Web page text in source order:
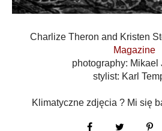
Charlize Theron and Kristen
Magazine
photography: Mikael
stylist: Karl
Klimatyczne zdjęcia ? Mi się